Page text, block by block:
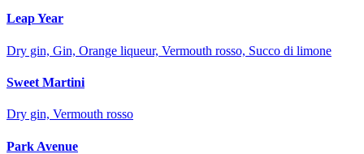
Leap Year
Dry gin, Gin, Orange liqueur, Vermouth rosso, Succo di limone
Sweet Martini
Dry gin, Vermouth rosso
Park Avenue